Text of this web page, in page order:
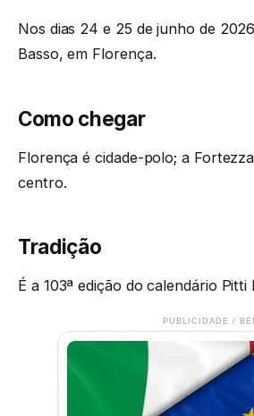
Nos dias 24 e 25 de junho de
Basso, em Florença.
Como chegar
Florença é cidade-polo; a
centro.
Tradição
É a 103ª edição do calendário Pitti
PUBLICIDADE /